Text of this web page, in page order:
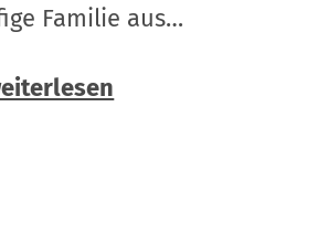
Familie aus…